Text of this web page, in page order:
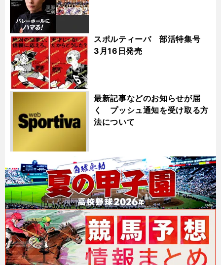
スポルティーバ 部活特集号
3月16日発売
最新記事などのお知らせが届
く プッシュ通知を受け取る方
法について